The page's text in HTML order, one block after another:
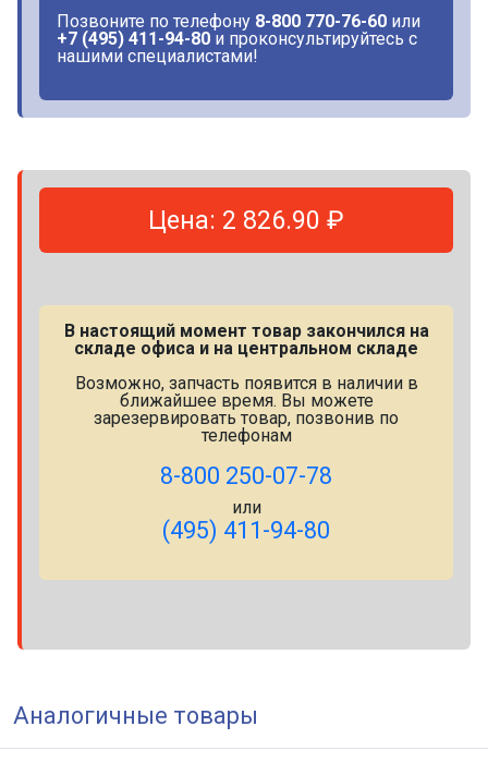
Позвоните по телефону 8-800 770-76-60 или
+7 (495) 411-94-80 и проконсультируйтесь с
нашими специалистами!
Цена: 2 826.90 ₽
В настоящий момент товар закончился на
складе офиса и на центральном складе
Возможно, запчасть появится в наличии в
ближайшее время. Вы можете
зарезервировать товар, позвонив по
телефонам
8-800 250-07-78
или
(495) 411-94-80
Аналогичные товары